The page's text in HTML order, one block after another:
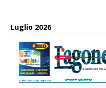
Luglio 2026